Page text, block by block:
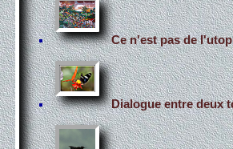
Ce n'est pas de
Dialogue entre deux